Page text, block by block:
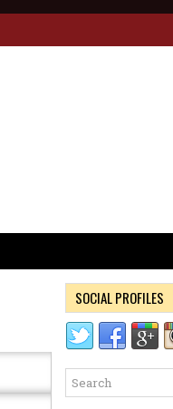
SOCIAL PROFILES